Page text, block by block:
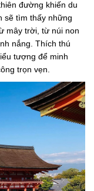
đường khiến du
sẽ tìm thấy những
mây trời, từ núi non
nắng. Thích thú
tượng để minh
trọn vẹn.